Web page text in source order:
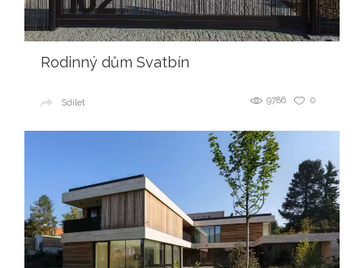
Rodinný dům Svatbín
0
9786
Sdílet